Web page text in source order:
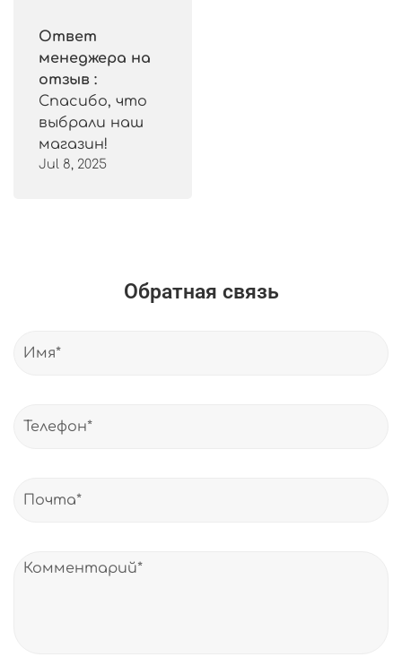
Ответ
менеджера на
отзыв :
Спасибо, что
выбрали наш
магазин!
Jul 8, 2025
Обратная связь